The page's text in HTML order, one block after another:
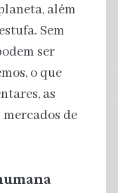
além
Sem
ser
o que
as
de